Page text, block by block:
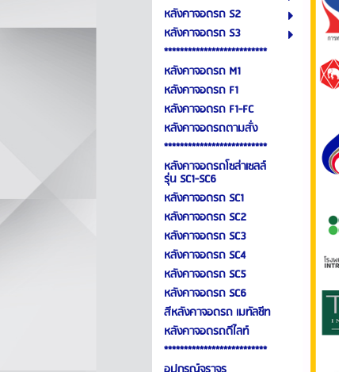
หลังคาจอดรถ S2
หลังคาจอดรถ S3
**************************
หลังคาจอดรถ M1
หลังคาจอดรถ F1
หลังคาจอดรถ F1-FC
หลังคาจอดรถตามสั่ง
**************************
หลังคาจอดรถโซล่าเซลล์
รุ่น SC1-SC6
หลังคาจอดรถ SC1
หลังคาจอดรถ SC2
หลังคาจอดรถ SC3
หลังคาจอดรถ SC4
หลังคาจอดรถ SC5
หลังคาจอดรถ SC6
สีหลังคาจอดรถ เมทัลชีท
หลังคาจอดรถดีไลท์
**************************